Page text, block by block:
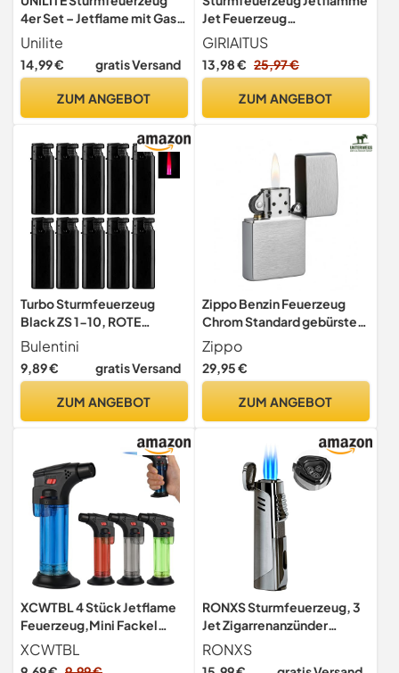
4er Set – Jetflame mit Gas
befüllt
Unilite
14,99 € gratis Versand
ZUM ANGEBOT
Jet Feuerzeug
Stabfeuerzeug Camping
Gadgets 13,5cm
GIRIAITUS
13,98 € 25,97 €
ZUM ANGEBOT
Turbo Sturmfeuerzeug
Black ZS 1-10, ROTE
Flamme Gas Jet Flame
Lighter (10x Schwarz (10
Feuerzeuge))
Bulentini
9,89 € gratis Versand
ZUM ANGEBOT
Zippo Benzin Feuerzeug
Chrom Standard gebürstet
Regular Sturmfeuerzeug
Zippo
29,95 €
ZUM ANGEBOT
XCWTBL 4 Stück Jetflame
Feuerzeug,Mini Fackel
Feuerzeuge Einstellbaren &
Wind Widerstand Flamme
XCWTBL
RONXS Sturmfeuerzeug, 3
Jet Zigarrenanzünder
Nachfüllbar Schwarz (Ohne
Gas)
RONXS